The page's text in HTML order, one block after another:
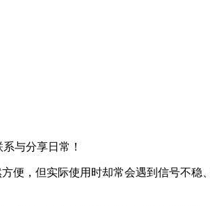
与分享日常！
便，但实际使用时却常会遇到信号不稳